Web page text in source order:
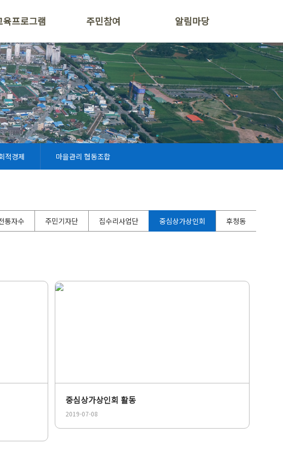
육프로그램 주민참여 알림마당
적경제 마을관리 협동조합
통자수 주민기자단 집수리사업단 중심상가상인회 후청동
중심상가상인회 활동
2019-07-08